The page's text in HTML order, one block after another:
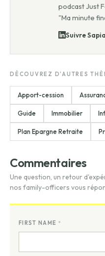
podcast Just
"Ma minute
Suivre
DÉCOUVREZ D'AUTRES
Apport-cession
Guide Immobilier
Plan Epargne Retraite
Commentaires
Une question, un retour
nos family-officers vous
FIRST NAME *